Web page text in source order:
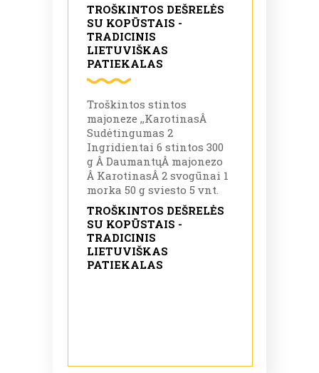
TROŠKINTOS DEŠRELĖS
SU KOPŪSTAIS -
TRADICINIS
LIETUVIŠKAS
PATIEKALAS
Troškintos stintos
majoneze ,,KarotinasÂ
Sudėtingumas 2
Ingridientai 6 stintos 300
g Â DaumantųÂ majonezo
Â KarotinasÂ 2 svogūnai 1
morka 50 g sviesto 5 vnt.
TROŠKINTOS DEŠRELĖS
SU KOPŪSTAIS -
TRADICINIS
LIETUVIŠKAS
PATIEKALAS